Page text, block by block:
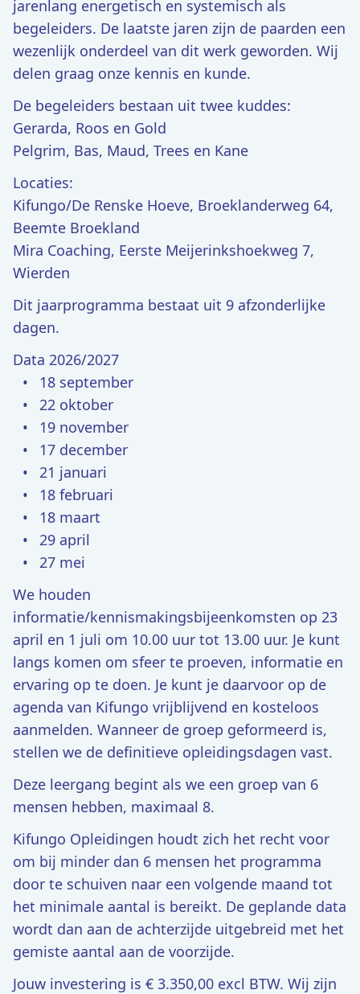
jarenlang energetisch en systemisch als
begeleiders. De laatste jaren zijn de paarden een
wezenlijk onderdeel van dit werk geworden. Wij
delen graag onze kennis en kunde.
De begeleiders bestaan uit twee kuddes:
Gerarda, Roos en Gold
Pelgrim, Bas, Maud, Trees en Kane
Locaties:
Kifungo/De Renske Hoeve, Broeklanderweg 64,
Beemte Broekland
Mira Coaching, Eerste Meijerinkshoekweg 7,
Wierden
Dit jaarprogramma bestaat uit 9 afzonderlijke
dagen.
Data 2026/2027
18 september
22 oktober
19 november
17 december
21 januari
18 februari
18 maart
29 april
27 mei
We houden
informatie/kennismakingsbijeenkomsten op 23
april en 1 juli om 10.00 uur tot 13.00 uur. Je kunt
langs komen om sfeer te proeven, informatie en
ervaring op te doen. Je kunt je daarvoor op de
agenda van Kifungo vrijblijvend en kosteloos
aanmelden. Wanneer de groep geformeerd is,
stellen we de definitieve opleidingsdagen vast.
Deze leergang begint als we een groep van 6
mensen hebben, maximaal 8.
Kifungo Opleidingen houdt zich het recht voor
om bij minder dan 6 mensen het programma
door te schuiven naar een volgende maand tot
het minimale aantal is bereikt. De geplande data
wordt dan aan de achterzijde uitgebreid met het
gemiste aantal aan de voorzijde.
Jouw investering is € 3.350,00 excl BTW. Wij zijn